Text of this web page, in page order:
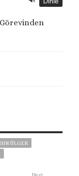
ÜLGER